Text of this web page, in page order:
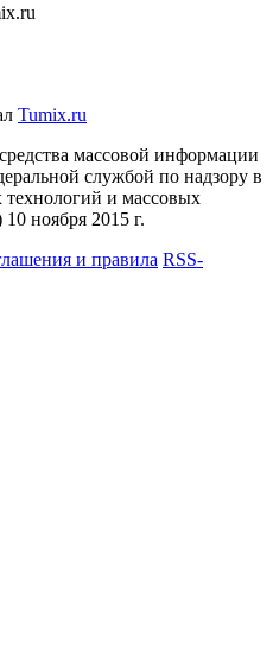
Tumix.ru
массовой информации
службой по надзору в
и массовых
ноября 2015 г.
и правила RSS-